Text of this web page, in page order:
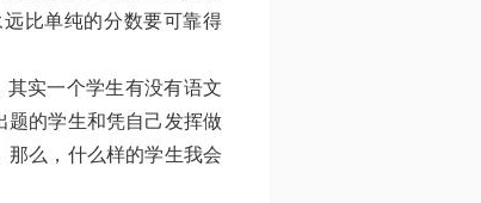
比单纯的分数要可靠得
实一个学生有没有语文
题的学生和凭自己发挥做
么，什么样的学生我会